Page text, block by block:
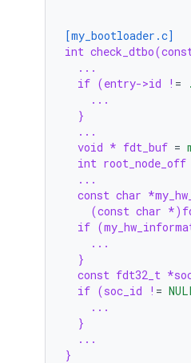
[my_bootloader.c]
int
...
if (entry->id ! =
...
}
...
void * fdt_buf =
int root_node_off
...
const char
(const char
if
...
}
const fdt32_t
if (soc_id ! =
...
}
...
}